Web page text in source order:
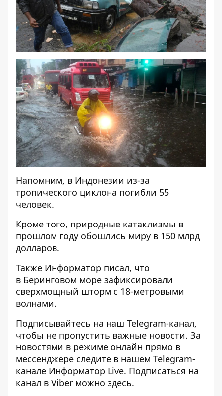
Напомним, в Индонезии из-за
тропического циклона погибли 55
человек.
Кроме того, природные катаклизмы в
прошлом году обошлись миру в 150 млрд
долларов.
Также Информатор писал, что
в Беринговом море зафиксировали
сверхмощный шторм с 18-метровыми
волнами.
Подписывайтесь на наш Telegram-канал,
чтобы не пропустить важные новости. За
новостями в режиме онлайн прямо в
мессенджере следите в нашем Telegram-
канале Информатор Live. Подписаться на
канал в Viber можно здесь.